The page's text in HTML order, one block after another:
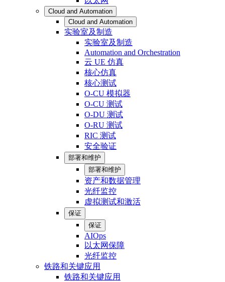
Cloud and Automation
Cloud and Automation
实验室及制造
实验室及制造
Automation and Orchestration
云 UE 仿真
核心仿真
核心测试
O-CU 模拟器
O-CU 测试
O-DU 测试
O-RU 测试
RIC 测试
安全验证
部署和维护
部署和维护
资产和数据管理
光纤监控
虚拟测试和激活
保证
保证
AIOps
以太网保障
光纤监控
铁路和关键应用
铁路和关键应用